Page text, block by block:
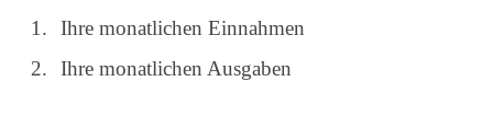
Ihre monatlichen Einnahmen
Ihre monatlichen Ausgaben